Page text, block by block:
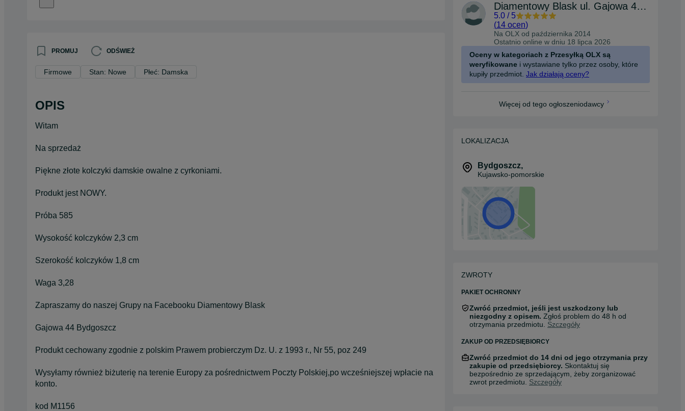
PROMUJ ODŚWIEŻ
Firmowe Stan: Nowe Płeć: Damska
OPIS
Witam
Na sprzedaż
Piękne złote kolczyki damskie owalne z cyrkoniami.
Produkt jest NOWY.
Próba 585
Wysokość kolczyków 2,3 cm
Szerokość kolczyków 1,8 cm
Waga 3,28
Zapraszamy do naszej Grupy na Facebooku Diamentowy Blask
Gajowa 44 Bydgoszcz
Produkt cechowany zgodnie z polskim Prawem probierczym Dz. U. z 1993 r., Nr 55, poz 249
Wysyłamy również biżuterię na terenie Europy za pośrednictwem Poczty Polskiej,po wcześniejszej wpłacie na
konto.
kod M1156
Diamentowy Blask ul. Gajowa 44 Bydgoszcz
5.0 / 5
(14 ocen)
Na OLX od października 2014
Ostatnio online w dniu 18 lipca 2026
Oceny w kategoriach z Przesyłką OLX są
weryfikowane i wystawiane tylko przez osoby, które
kupiły przedmiot. Jak działają oceny?
Więcej od tego ogłoszeniodawcy
LOKALIZACJA
Bydgoszcz,
Kujawsko-pomorskie
ZWROTY
PAKIET OCHRONNY
Zwróć przedmiot, jeśli jest uszkodzony lub
niezgodny z opisem. Zgłoś problem do 48 h od
otrzymania przedmiotu. Szczegóły
ZAKUP OD PRZEDSIĘBIORCY
Zwróć przedmiot do 14 dni od jego otrzymania przy
zakupie od przedsiębiorcy. Skontaktuj się
bezpośrednio ze sprzedającym, żeby zorganizować
zwrot przedmiotu. Szczegóły